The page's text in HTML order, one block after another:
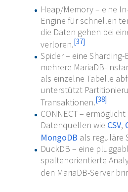
Heap/Memory – eine
Engine für schnellen
die Daten gehen bei
verloren.[37]
Spider – eine
mehrere MariaDB-
als einzelne Tabelle
unterstützt
Transaktionen.[38]
CONNECT –
Datenquellen wie CSV,
MongoDB als reguläre
DuckDB – eine
spaltenorientierte
den MariaDB-Server